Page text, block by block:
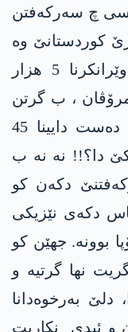
چ سەرکەفتن
باکورێ کوردستانێ وە
چ دەستکەفت هەبوویە ژ بلی وێرانکرنا 5 ھزار
4 میلیۆن مرۆڤان ، ب گرتن
دانا 200 ھەزار کوردان، ژیان ژ دەست دایینا 45
دا؟!! نە نە ب
دکەن کو
دکەی نێزیکی
بوونە. جھێن کو
نها گرتیە و
دلێ بەرخوەدانا
و ئیدی نکاریت